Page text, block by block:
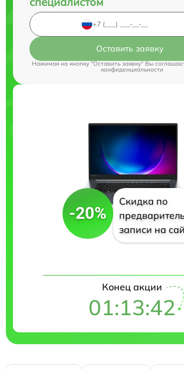
Оставить заявку
Нажимая на кнопку "Оставить заявку" Вы
конфиденциальности
-20%
Скидка по
записи на
Конец акции
01:13:41